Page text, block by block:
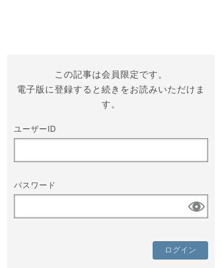
この記事は会員限定です。
電子版に登録すると続きをお読みいただけま
す。
ユーザーID
パスワード